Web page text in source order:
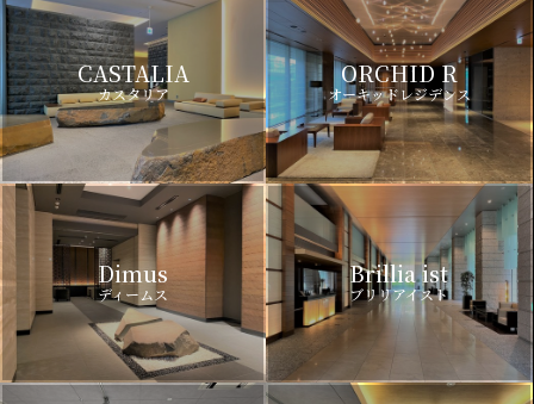
CASTALIA
カスタリア
ORCHID R
オーキッドレジデンス
Dimus
ディームス
Brillia ist
ブリリアイスト